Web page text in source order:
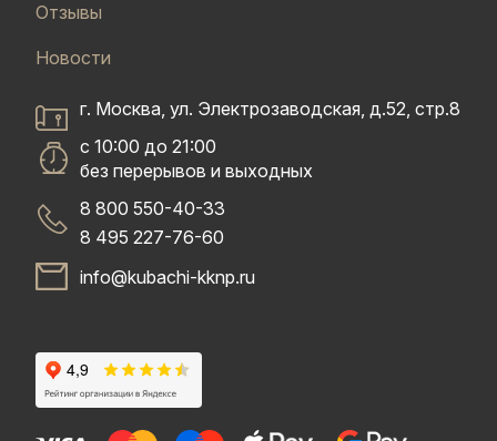
Отзывы
Новости
г. Москва, ул. Электрозаводская, д.52, стр.8
с 10:00 до 21:00
без перерывов и выходных
8 800 550-40-33
8 495 227-76-60
info@kubachi-kknp.ru